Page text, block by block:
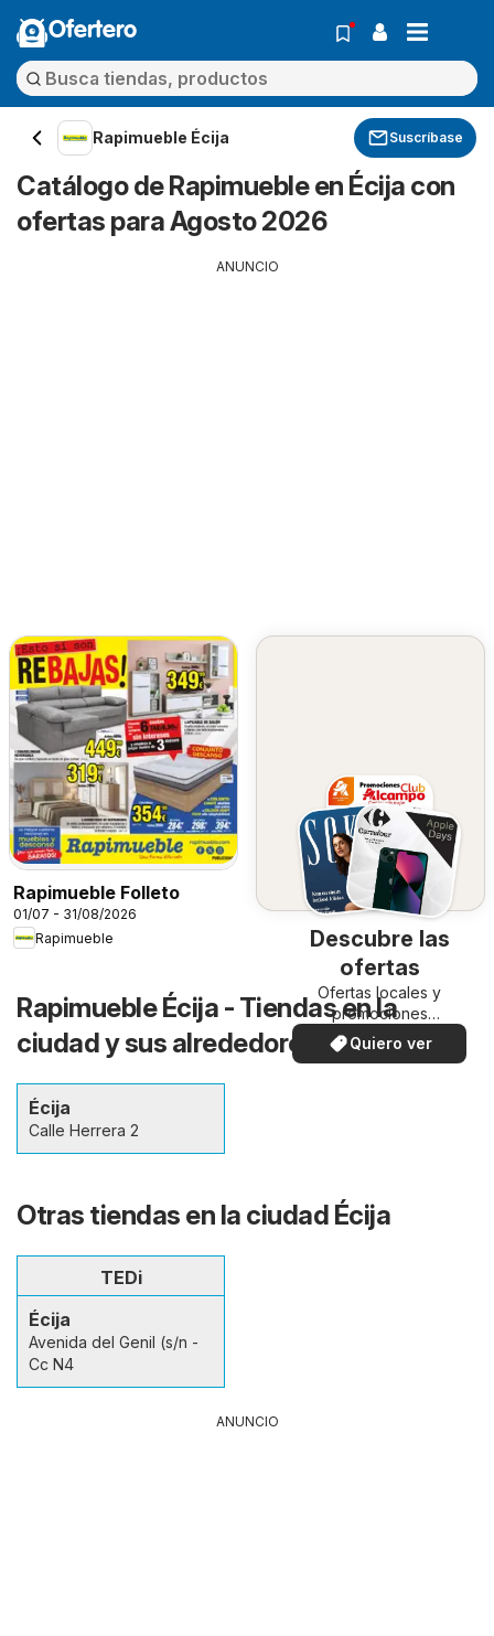
Ofertero
Rapimueble Écija Suscríbase
Catálogo de Rapimueble en Écija con
ofertas para Agosto 2026
ANUNCIO
Rapimueble Folleto
01/07 - 31/08/2026
Rapimueble
Descubre las
ofertas
Ofertas locales y
promociones
especiales.
Quiero ver
Rapimueble Écija - Tiendas en la
ciudad y sus alrededores
Écija
Calle Herrera 2
Otras tiendas en la ciudad Écija
TEDi
Écija
Avenida del Genil (s/n -
Cc N4
ANUNCIO